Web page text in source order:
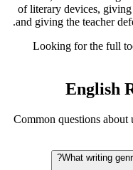
of literary devices, giving
and giving the teacher
Looking for the full
English
Common questions
What writing